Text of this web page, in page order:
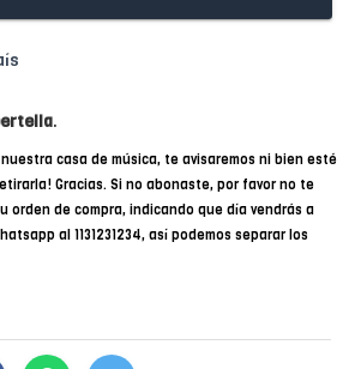
.
casa de música, te avisaremos ni bien esté
Gracias. Si no abonaste, por favor no te
orden de compra, indicando que día vendrás a
al 1131231234, así podemos separar los